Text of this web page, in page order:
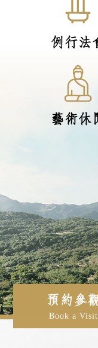
例行法
藝術休
預約參
Book a Visit